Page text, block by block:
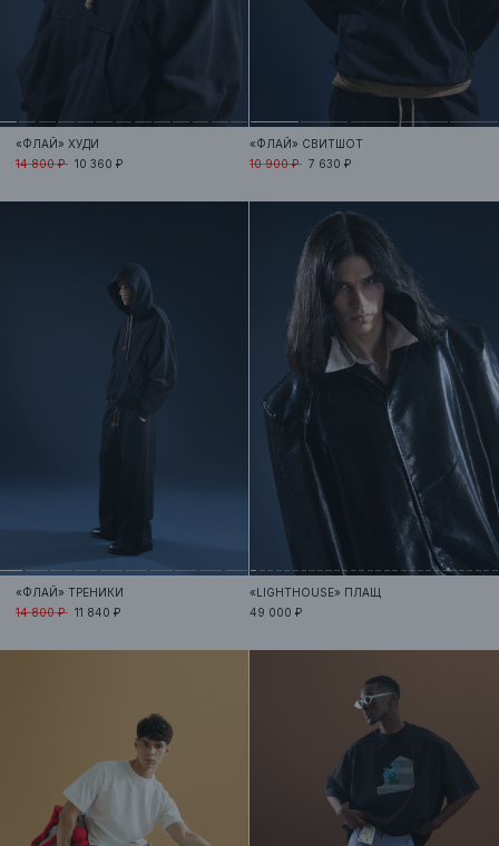
«ФЛАЙ»ХУДИ
14 800 ₽ 10 360 ₽
«ФЛАЙ» СВИТШОТ
10 900 ₽ 7 630 ₽
«ФЛАЙ» ТРЕНИКИ
14 800 ₽ 11 840 ₽
«LIGHTHOUSE» ПЛАЩ
49 000 ₽